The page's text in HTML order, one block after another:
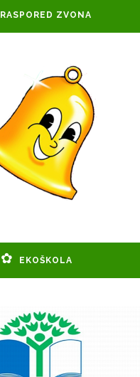
RASPORED ZVONA
EKOŠKOLA